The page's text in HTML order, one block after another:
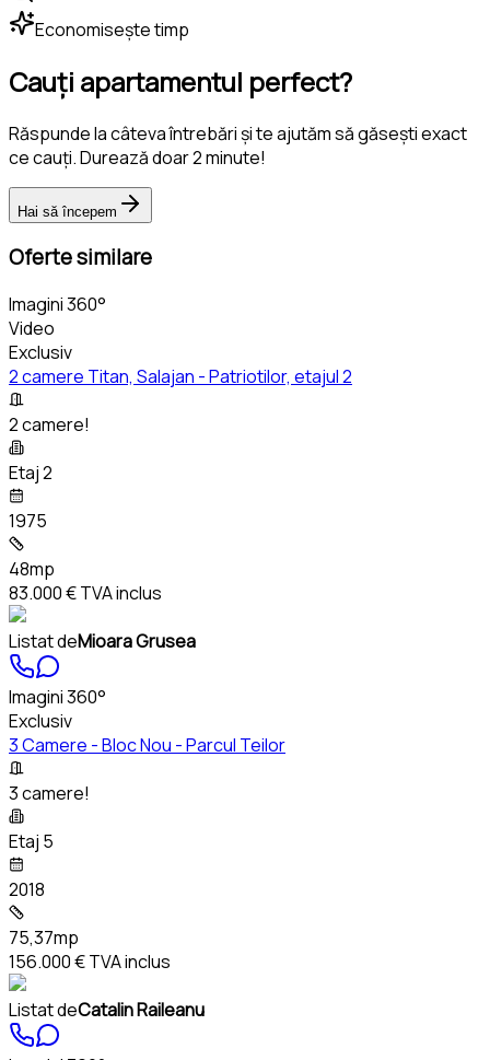
Economisește timp
Cauți apartamentul perfect?
Răspunde la câteva întrebări și te ajutăm să găsești exact
ce cauți. Durează doar 2 minute!
Hai să începem
Oferte similare
Imagini 360°
Video
Exclusiv
2 camere Titan, Salajan - Patriotilor, etajul 2
2 camere!
Etaj 2
1975
48mp
83.000 €TVA inclus
Listat deMioara Grusea
Imagini 360°
Exclusiv
3 Camere - Bloc Nou - Parcul Teilor
3 camere!
Etaj 5
2018
75,37mp
156.000 €TVA inclus
Listat deCatalin Raileanu